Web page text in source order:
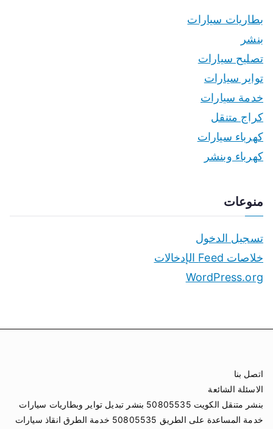
بطاريات سيارات
بنشر
تصليح سيارات
تواير سيارات
خدمة سيارات
كراج متنقل
كهرباء سيارات
كهرباء وبنشر
منوعات
تسجيل الدخول
خلاصات Feed الإدخالات
WordPress.org
اتصل بنا
الاسئلة الشائعة
بنشر متنقل الكويت 50805535 بنشر تبديل تواير وبطاريات سيارات
خدمة المساعدة على الطريق 50805535 خدمة الطرق انقاذ سيارات